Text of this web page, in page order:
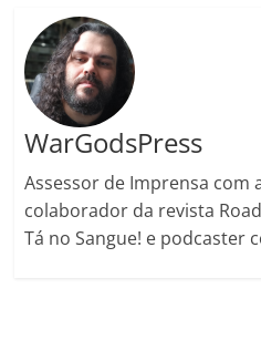
WarGodsPress
Assessor de Imprensa com
colaborador da revista
Tá no Sangue! e podcaster